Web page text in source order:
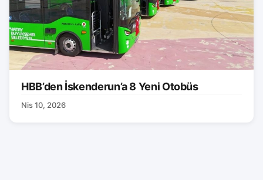
HBB’den İskenderun’a 8 Yeni Otobüs
Nis 10, 2026